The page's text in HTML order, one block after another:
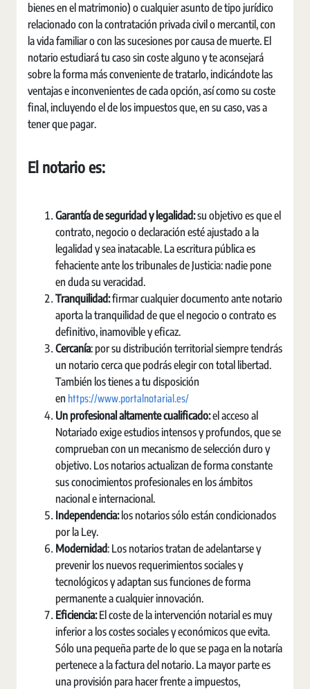
bienes en el matrimonio) o cualquier asunto de tipo jurídico
relacionado con la contratación privada civil o mercantil, con
la vida familiar o con las sucesiones por causa de muerte. El
notario estudiará tu caso sin coste alguno y te aconsejará
sobre la forma más conveniente de tratarlo, indicándote las
ventajas e inconvenientes de cada opción, así como su coste
final, incluyendo el de los impuestos que, en su caso, vas a
tener que pagar.
El notario es:
Garantía de seguridad y legalidad:su objetivo es que el
contrato, negocio o declaración esté ajustado a la
legalidad y sea inatacable. La escritura pública es
fehaciente ante los tribunales de Justicia: nadie pone
en duda su veracidad.
Tranquilidad:firmar cualquier documento ante notario
aporta la tranquilidad de que el negocio o contrato es
definitivo, inamovible y eficaz.
Cercanía: por su distribución territorial siempre tendrás
un notario cerca que podrás elegir con total libertad.
También los tienes a tu disposición
en https://www.portalnotarial.es/
Un profesional altamente cualificado:el acceso al
Notariado exige estudios intensos y profundos, que se
comprueban con un mecanismo de selección duro y
objetivo. Los notarios actualizan de forma constante
sus conocimientos profesionales en los ámbitos
nacional e internacional.
Independencia: los notarios sólo están condicionados
por la Ley.
Modernidad: Los notarios tratan de adelantarse y
prevenir los nuevos requerimientos sociales y
tecnológicos y adaptan sus funciones de forma
permanente a cualquier innovación.
Eficiencia:El coste de la intervención notarial es muy
inferior a los costes sociales y económicos que evita.
Sólo una pequeña parte de lo que se paga en la notaría
pertenece a la factura del notario. La mayor parte es
una provisión para hacer frente a impuestos,